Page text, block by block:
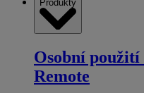
Produkty
Osobní použití
Remote